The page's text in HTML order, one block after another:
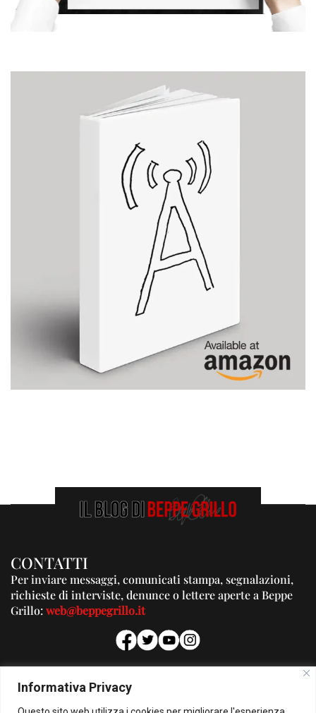
Informativa Privacy
CONTATTI
Per inviare messaggi, comunicati stampa, segnalazioni,
richieste di interviste, denunce o lettere aperte a Beppe
Grillo:web@beppegrillo.it
PUBBLICITA'
Per la tua pubblicità su questo Blog: